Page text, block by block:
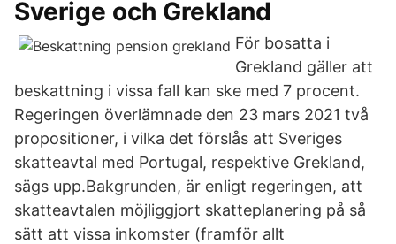
Sverige och Grekland
För bosatta i
Grekland gäller att
beskattning i vissa fall kan ske med 7 procent.
Regeringen överlämnade den 23 mars 2021 två
propositioner, i vilka det förslås att Sveriges
skatteavtal med Portugal, respektive Grekland,
sägs upp.Bakgrunden, är enligt regeringen, att
skatteavtalen möjliggjort skatteplanering på så
sätt att vissa inkomster (framför allt